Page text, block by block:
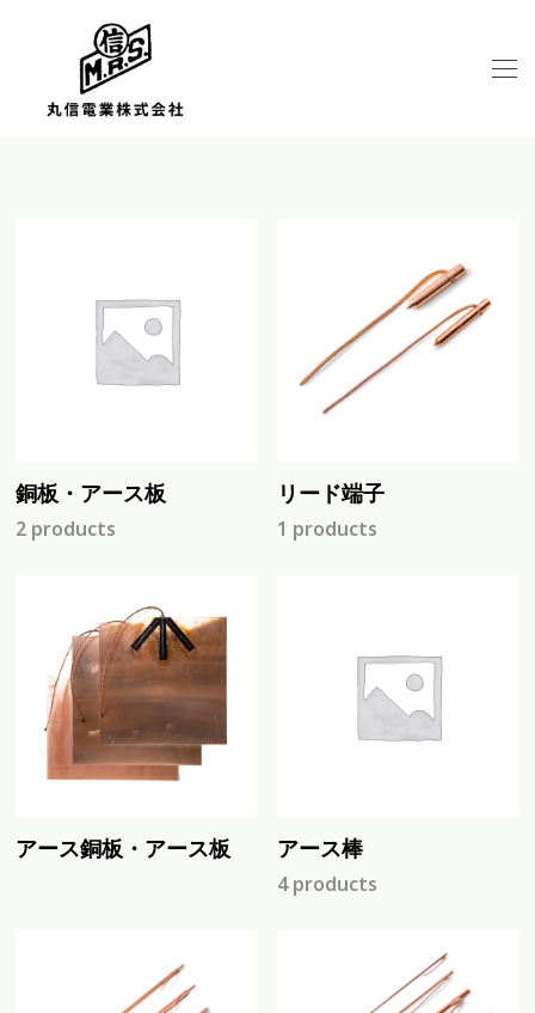
銅板・アース板
2 products
リード端子
1 products
アース銅板・アース板 アース棒
4 products